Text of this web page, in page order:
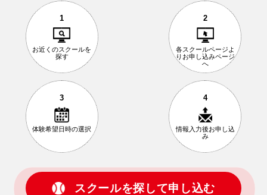
1
お近くのスクールを
探す
2
各スクールページ よ
りお申し込みページ
へ
3
体験希望日時の選択
4
情報入力後お申し込
み
スクールを探して申し込む